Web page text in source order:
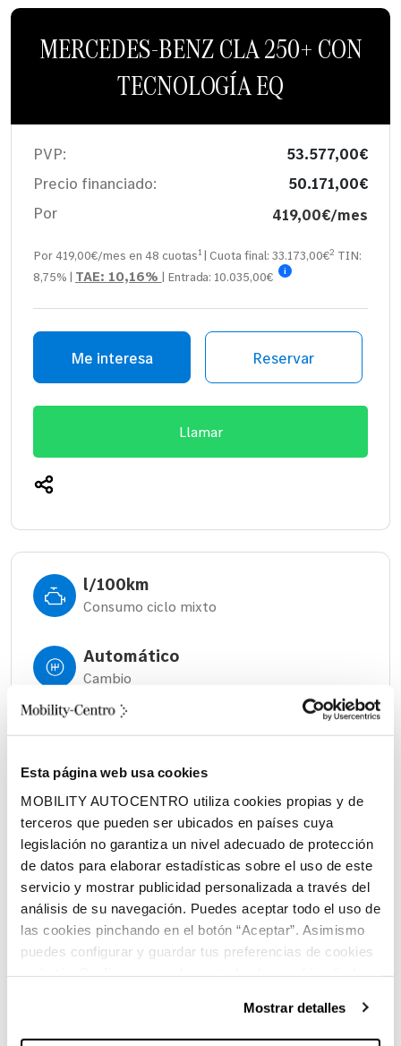
Esta página web usa cookies
MOBILITY AUTOCENTRO utiliza cookies propias y de
terceros que pueden ser ubicados en países cuya
legislación no garantiza un nivel adecuado de protección
de datos para elaborar estadísticas sobre el uso de este
servicio y mostrar publicidad personalizada a través del
análisis de su navegación. Puedes aceptar todo el uso de
las cookies pinchando en el botón “Aceptar”. Asimismo
puedes configurar y guardar tus preferencias de cookies
información sobre el uso de cookies y sus derechos vea
nuestraPolítica de Cookies.
Mostrar detalles
MERCEDES-BENZ CLA 250+ CON
TECNOLOGÍA EQ
PVP:
53.577,00€
Precio financiado:
50.171,00€
Por
419,00€/mes
Por 419,00€/mes en 48 cuotas1 | Cuota final:33.173,00€2 TIN:
8,75% | TAE: 10,16% | Entrada: 10.035,00€ i
Me interesa Reservar
Llamar
l/100km
Consumo ciclo mixto
Automático
Cambio
Eléctrico
Combustible
Características principales: